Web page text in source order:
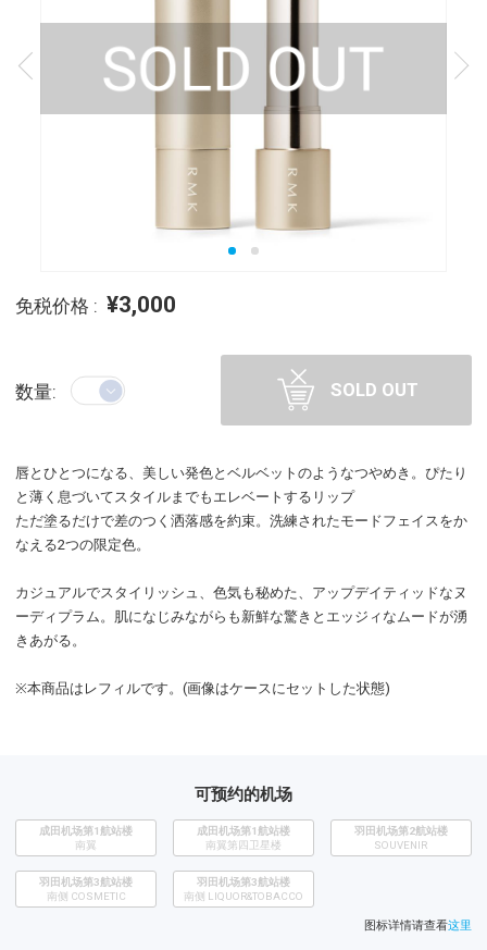
免税价格 : ¥3,000
数量: SOLD OUT
唇とひとつになる、美しい発色とベルベットのようなつやめき。ぴたり
と薄く息づいてスタイルまでもエレベートするリップ
ただ塗るだけで差のつく洒落感を約束。洗練されたモードフェイスをか
なえる2つの限定色。
カジュアルでスタイリッシュ、色気も秘めた、アップデイティッドなヌ
ーディプラム。肌になじみながらも新鮮な驚きとエッジィなムードが湧
きあがる。
※本商品はレフィルです。(画像はケースにセットした状態)
可预约的机场
成田机场第1航站楼
南翼
成田机场第1航站楼
南翼第四卫星楼
​羽田机场第2航站楼
SOUVENIR
羽田机场第3航站楼
南侧 COSMETIC
羽田机场第3航站楼
南侧 LIQUOR&TOBACCO
图标详情请查看这里